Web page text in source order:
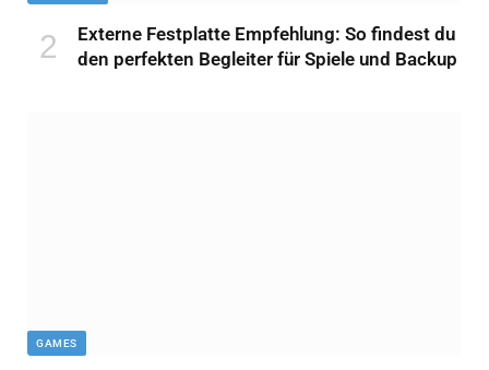
Externe Festplatte Empfehlung: So findest du
den perfekten Begleiter für Spiele und Backup
GAMES